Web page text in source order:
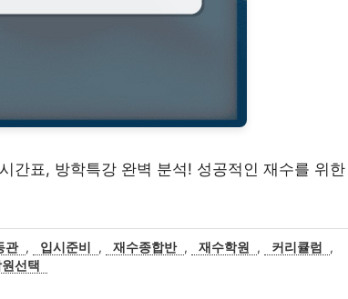
간표, 방학특강 완벽 분석! 성공적인 재수를 위한
관 , 입시준비 , 재수종합반 , 재수학원 , 커리큘럼
,
선택